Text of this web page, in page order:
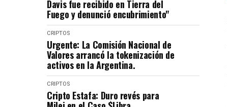
Davis fue recibido en Tierra del
Fuego y denunció encubrimiento"
CRIPTOS
Urgente: La Comisión Nacional de
Valores arrancó la tokenización de
activos en la Argentina.
CRIPTOS
Cripto Estafa: Duro revés para